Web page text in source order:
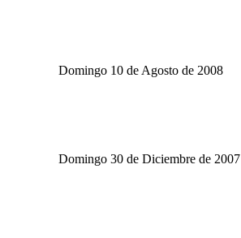
Domingo 10 de Agosto de 2008
Domingo 30 de Diciembre de 2007